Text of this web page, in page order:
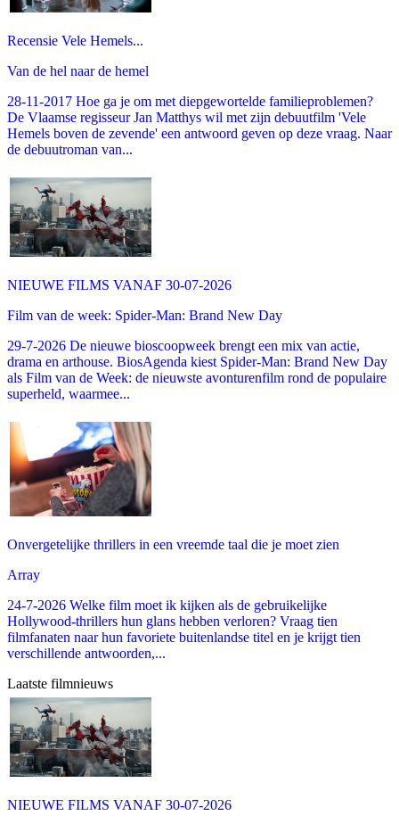
Recensie Vele Hemels...
Van de hel naar de hemel
28-11-2017 Hoe ga je om met diepgewortelde familieproblemen?
De Vlaamse regisseur Jan Matthys wil met zijn debuutfilm 'Vele
Hemels boven de zevende' een antwoord geven op deze vraag. Naar
de debuutroman van...
NIEUWE FILMS VANAF 30-07-2026
Film van de week: Spider-Man: Brand New Day
29-7-2026 De nieuwe bioscoopweek brengt een mix van actie,
drama en arthouse. BiosAgenda kiest Spider-Man: Brand New Day
als Film van de Week: de nieuwste avonturenfilm rond de populaire
superheld, waarmee...
Onvergetelijke thrillers in een vreemde taal die je moet zien
Array
24-7-2026 Welke film moet ik kijken als de gebruikelijke
Hollywood-thrillers hun glans hebben verloren? Vraag tien
filmfanaten naar hun favoriete buitenlandse titel en je krijgt tien
verschillende antwoorden,...
Laatste filmnieuws
NIEUWE FILMS VANAF 30-07-2026